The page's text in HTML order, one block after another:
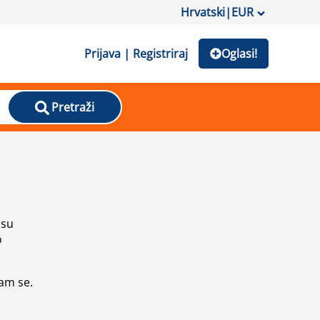
Hrvatski|EUR
Prijava | Registriraj Oglasi!
Pretraži
se.